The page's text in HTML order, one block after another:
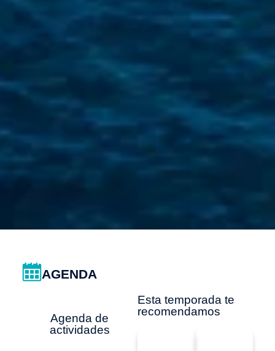
AGENDA
Esta temporada te
recomendamos
Agenda de
actividades